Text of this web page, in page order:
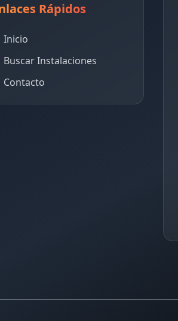
Rápidos
Inicio
Buscar Instalaciones
Contacto